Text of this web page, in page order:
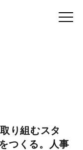
り組むスタ
つくる。人事